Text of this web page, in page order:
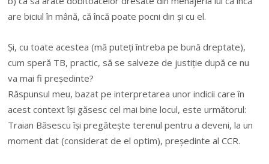
are biciul în mână, că încă poate pocni din și cu el.
Și, cu toate acestea (mă puteți întreba pe bună dreptate),
cum speră TB, practic, să se salveze de justiție după ce nu
va mai fi președinte?
Răspunsul meu, bazat pe interpretarea unor indicii care în
acest context își găsesc cel mai bine locul, este următorul:
Traian Băsescu își pregătește terenul pentru a deveni, la un
moment dat (considerat de el optim), președinte al CCR.